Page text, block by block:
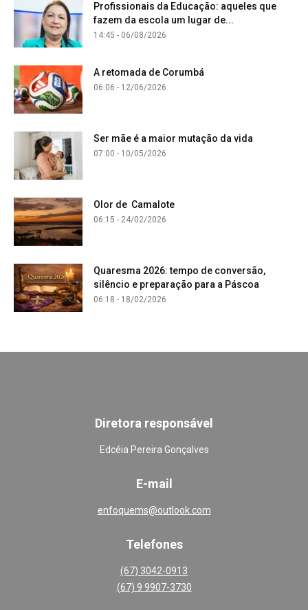
Profissionais da Educação: aqueles que
fazem da escola um lugar de...
14:45 - 06/08/2026
A retomada de Corumbá
06:06 - 12/06/2026
Ser mãe é a maior mutação da vida
07:00 - 10/05/2026
Olor de Camalote
06:15 - 24/02/2026
Quaresma 2026: tempo de conversão,
silêncio e preparação para a Páscoa
06:18 - 18/02/2026
Diretora responsável
Edcéia Pereira Gonçalves
E-mail
enfoquems@outlook.com
Telefones
(67) 3042-0913
(67) 9 9907-3730